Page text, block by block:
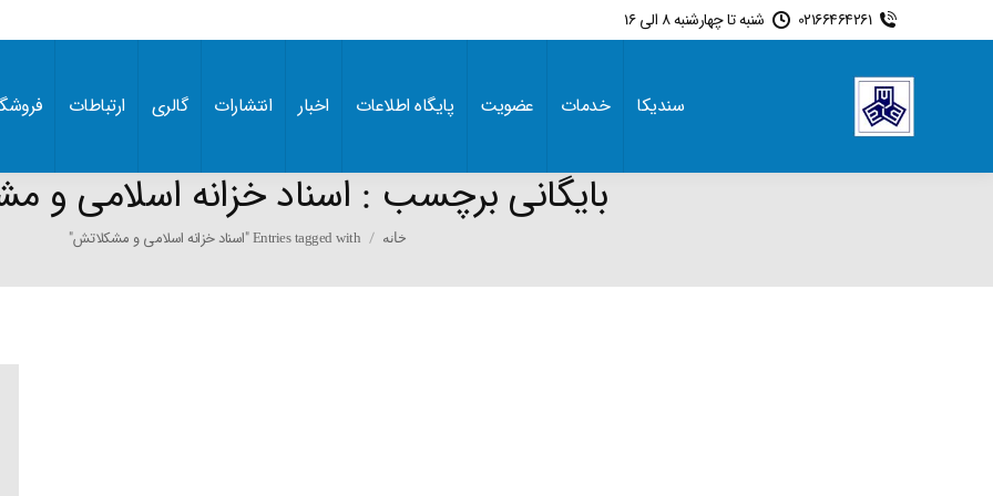
02166464261 شنبه تا چهارشنبه 8 الی 16
سندیکا خدمات عضویت پایگاه اطلاعات اخبار انتشارات گالری ارتباطات
بایگانی برچسب : اسناد خزانه اسلامی و
You are here:
خانه Entries tagged with "اسناد خزانه اسلامی و مشکلاتش"